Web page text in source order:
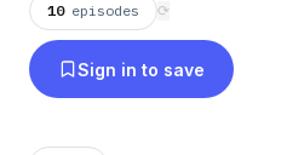
10 episodes ⟳
Sign in to save